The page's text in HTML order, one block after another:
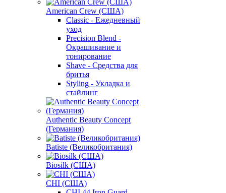
American Crew (США)
Classic - Ежедневный
уход
Precision Blend -
Окрашивание и
тонирование
Shave - Средства для
бритья
Styling - Укладка и
стайлинг
Authentic Beauty Concept
(Германия)
Batiste (Великобритания)
Biosilk (США)
CHI (США)